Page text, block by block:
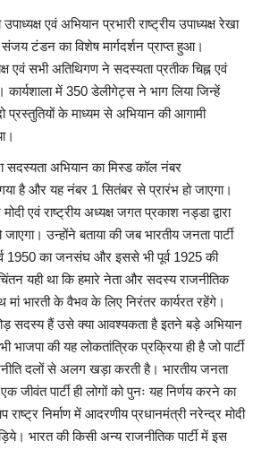
एवं अभियान प्रभारी राष्ट्रीय उपाध्यक्ष रेखा
टंडन का विशेष मार्गदर्शन प्राप्त हुआ।
एवं सभी अतिथिगण ने सदस्यता प्रतीक चिह्न एवं
में 350 डेलीगेट्स ने भाग लिया जिन्हें
प्रस्तुतियों के माध्यम से अभियान की आगामी
सदस्यता अभियान का मिस्ड कॉल नंबर
है और यह नंबर 1 सितंबर से प्रारंभ हो जाएगा।
एवं राष्ट्रीय अध्यक्ष जगत प्रकाश नड्डा द्वारा
उन्होंने बताया की जब भारतीय जनता पार्टी
1950 का जनसंघ और इससे भी पूर्व 1925 की
यही था कि हमारे नेता और सदस्य राजनीतिक
भारती के वैभव के लिए निरंतर कार्यरत रहेंगे।
सदस्य हैं उसे क्या आवश्यकता है इतने बड़े अभियान
की यह लोकतांत्रिक प्रक्रिया ही है जो पार्टी
दलों से अलग खड़ा करती है। भारतीय जनता
जीवंत पार्टी ही लोगों को पुनः यह निर्णय करने का
राष्ट्र निर्माण में आदरणीय प्रधानमंत्री नरेन्द्र मोदी
भारत की किसी अन्य राजनीतिक पार्टी में इस